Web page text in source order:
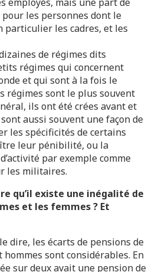
les personnes dont le
particulier les cadres, et les
de régimes dits
régimes qui concernent
et qui sont à la fois le
régimes sont le plus souvent
ils ont été crées avant et
aussi souvent une façon de
les spécificités de certains
leur pénibilité, ou la
par exemple comme
les militaires.
qu’il existe une inégalité de
et les femmes ? Et
dire, les écarts de pensions de
sont considérables. En
sur deux avait une pension de